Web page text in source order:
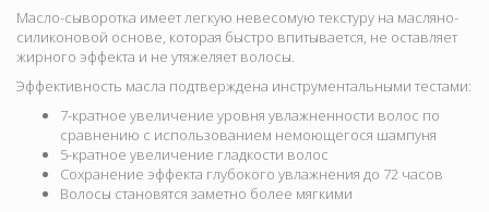
Масло-сыворотка имеетлегкую невесомую текстуру на масляно-
силиконовой основе, которая быстро впитывается, не оставляет
жирного эффекта и не утяжеляет волосы.
Эффективность масла подтверждена инструментальными тестами:
7-кратное увеличение уровня увлажненности волос по
сравнению с использованием немоющегося шампуня
5-кратное увеличение гладкости волос
Сохранение эффекта глубокого увлажнения до 72 часов
Волосы становятся заметно более мягкими